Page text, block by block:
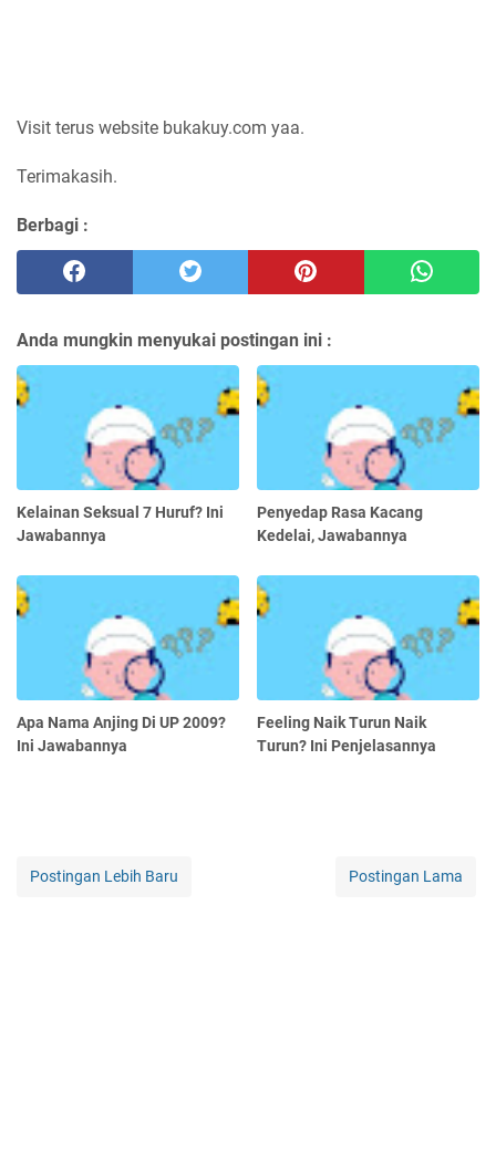
Visit terus website bukakuy.com yaa.
Terimakasih.
Berbagi :
Anda mungkin menyukai postingan ini :
Kelainan Seksual 7 Huruf? Ini
Jawabannya
Penyedap Rasa Kacang
Kedelai, Jawabannya
Apa Nama Anjing Di UP 2009?
Ini Jawabannya
Feeling Naik Turun Naik
Turun? Ini Penjelasannya
Postingan Lebih Baru Postingan Lama